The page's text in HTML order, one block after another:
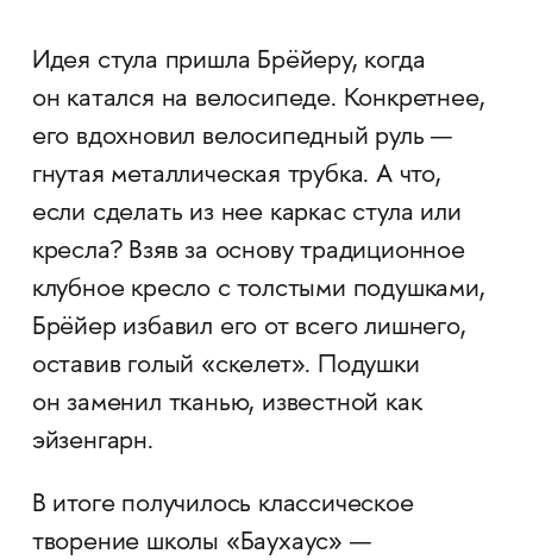
Идея стула пришла Брёйеру, когда
он катался на велосипеде. Конкретнее,
его вдохновил велосипедный руль —
гнутая металлическая трубка. А что,
если сделать из нее каркас стула или
кресла? Взяв за основу традиционное
клубное кресло с толстыми подушками,
Брёйер избавил его от всего лишнего,
оставив голый «скелет». Подушки
он заменил тканью, известной как
эйзенгарн.
В итоге получилось классическое
творение школы «Баухаус» —